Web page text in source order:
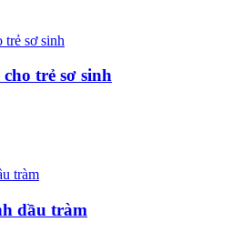
trẻ sơ sinh
dầu tràm